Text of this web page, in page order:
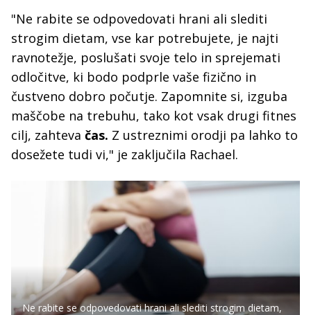
"Ne rabite se odpovedovati hrani ali slediti
strogim dietam, vse kar potrebujete, je najti
ravnotežje, poslušati svoje telo in sprejemati
odločitve, ki bodo podprle vaše fizično in
čustveno dobro počutje. Zapomnite si, izguba
maščobe na trebuhu, tako kot vsak drugi fitnes
cilj, zahteva čas. Z ustreznimi orodji pa lahko to
dosežete tudi vi," je zaključila Rachael.
Ne rabite se odpovedovati hrani ali slediti strogim dietam,